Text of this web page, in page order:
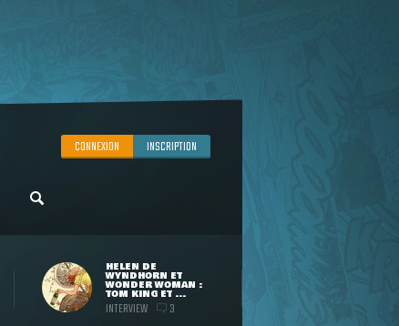
CONNEXION INSCRIPTION
HELEN DE
WYNDHORN ET
WONDER WOMAN :
TOM KING ET ...
INTERVIEW 3